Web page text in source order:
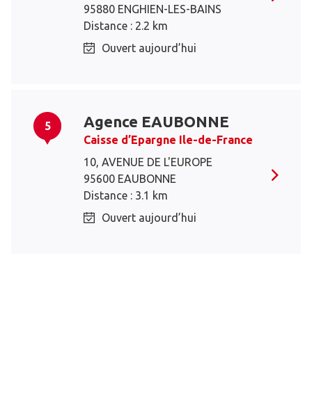
95880 ENGHIEN-LES-BAINS
Distance : 2.2 km
Ouvert aujourd’hui
5 Agence EAUBONNE
Caisse d’Epargne Ile-de-France
10, AVENUE DE L'EUROPE
95600 EAUBONNE
Distance : 3.1 km
Ouvert aujourd’hui